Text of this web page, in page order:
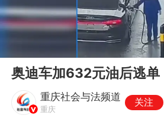
奥迪车加632元油后逃单
重庆社会与法频道
重庆
关注